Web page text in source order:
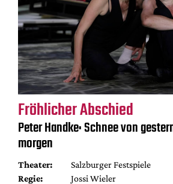
Fröhlicher Abschied
Peter Handke: Schnee von
morgen
Theater:
Salzburger Festspiele
Regie:
Jossi Wieler